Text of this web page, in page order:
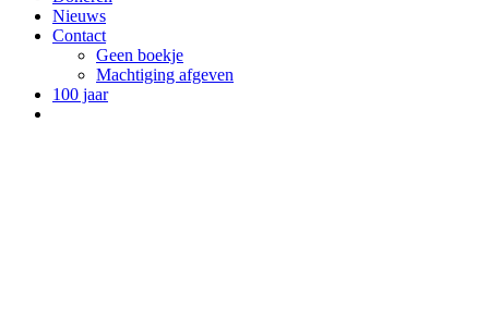
Nieuws
Contact
Geen boekje
Machtiging afgeven
100 jaar